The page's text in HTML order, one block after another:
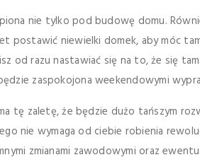
nie tylko pod budowę domu.
postawić niewielki domek, aby móc
od razu nastawiać się na to, że się
zaspokojona weekendowymi
tę zaletę, że będzie dużo tańszym
nie wymaga od ciebie robienia
zmianami zawodowymi oraz